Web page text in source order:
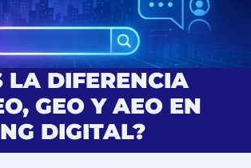
LA DIFERENCIA
GEO Y AEO EN
DIGITAL?